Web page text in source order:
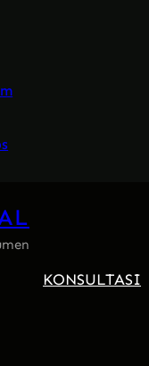
KONSULTASI